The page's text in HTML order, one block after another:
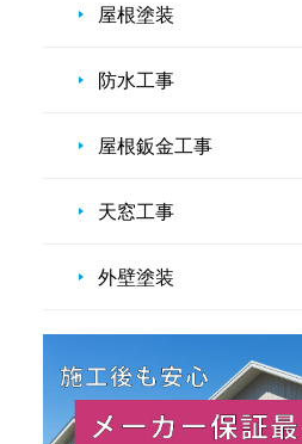
屋根塗装
防水工事
屋根鈑金工事
天窓工事
外壁塗装